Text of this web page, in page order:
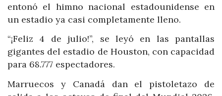
entonó el himno nacional estadounidense en
un estadio ya casi completamente lleno.
“¡Feliz 4 de julio!”, se leyó en las pantallas
gigantes del estadio de Houston, con capacidad
para 68.777 espectadores.
Marruecos y Canadá dan el pistoletazo de